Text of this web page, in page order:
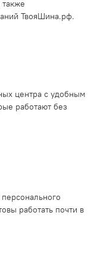
ТвояШина.рф.
центра с удобным
работают без
работать почти в